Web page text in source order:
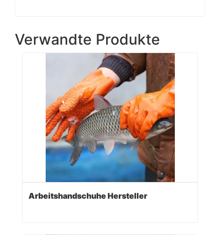
Verwandte Produkte
Arbeitshandschuhe Hersteller